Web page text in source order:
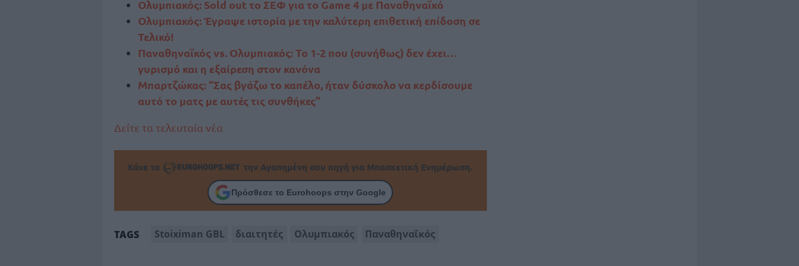
Ολυμπιακός: Sold out το ΣΕΦ για το Game 4 με Παναθηναϊκό
Ολυμπιακός: Έγραψε ιστορία με την καλύτερη επιθετική επίδοση σε
Τελικό!
Παναθηναϊκός vs. Ολυμπιακός: Το 1-2 που (συνήθως) δεν έχει…
γυρισμό και η εξαίρεση στον κανόνα
Μπαρτζώκας: “Σας βγάζω το καπέλο, ήταν δύσκολο να κερδίσουμε
αυτό το ματς με αυτές τις συνθήκες”
Δείτε τα τελευταία νέα
Κάνε το την Αγαπημένη σου πηγή για Μπασκετική Ενημέρωση.
Πρόσθεσε το Eurohoops στην Google
TAGS Stoiximan GBL διαιτητές Ολυμπιακός Παναθηναΐκός